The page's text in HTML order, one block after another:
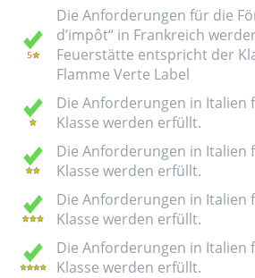
Die Anforderungen für die
d’impôt“ in Frankreich
Feuerstätte entspricht der
Flamme Verte Label
Die Anforderungen in Italien
Klasse werden erfüllt.
Die Anforderungen in Italien
Klasse werden erfüllt.
Die Anforderungen in Italien
Klasse werden erfüllt.
Die Anforderungen in Italien
Klasse werden erfüllt.